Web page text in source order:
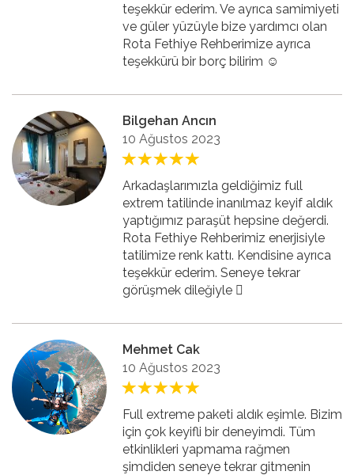
teşekkür ederim. Ve ayrıca samimiyeti
ve güler yüzüyle bize yardımcı olan
Rota Fethiye Rehberimize ayrıca
teşekkürü bir borç bilirim ☺️
Bilgehan Ancın
10 Ağustos 2023
Arkadaşlarımızla geldiğimiz full
extrem tatilinde inanılmaz keyif aldık
yaptığımız paraşüt hepsine değerdi.
Rota Fethiye Rehberimiz enerjisiyle
tatilimize renk kattı. Kendisine ayrıca
teşekkür ederim. Seneye tekrar
görüşmek dileğiyle 🏻
Mehmet Cak
10 Ağustos 2023
Full extreme paketi aldık eşimle. Bizim
için çok keyifli bir deneyimdi. Tüm
etkinlikleri yapmama rağmen
şimdiden seneye tekrar gitmenin